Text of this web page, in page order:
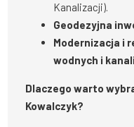
Kanalizacji).
Geodezyjna
Modernizacja i
wodnych i
Dlaczego warto
Kowalczyk?